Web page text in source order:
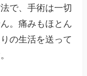
で、手術は一切
。痛みもほとん
の生活を送って